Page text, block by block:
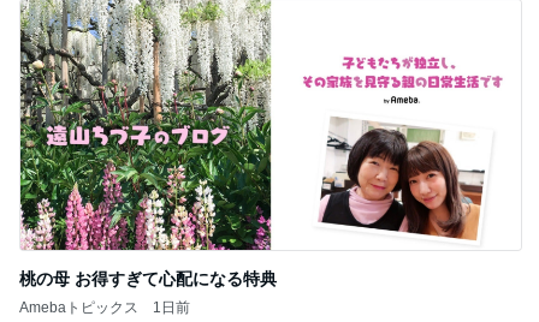
桃の母 お得すぎて心配になる特典
Amebaトピックス 1日前